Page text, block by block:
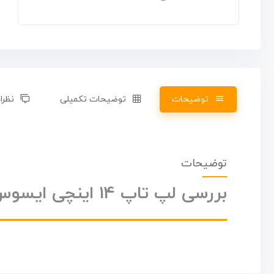
توضیحات توضیحات تکمیلی
توضیحات
بررسی لپ تاپ 14 اینچی ایسوس مدل ExpertBook B1402CVA-i7 1255U 16GB 512SSD